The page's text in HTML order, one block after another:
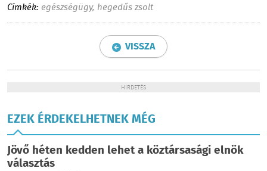
Címkék: egészségügy, hegedűs zsolt
VISSZA
HIRDETÉS
EZEK ÉRDEKELHETNEK MÉG
Jövő héten kedden lehet a köztársasági elnök
választás